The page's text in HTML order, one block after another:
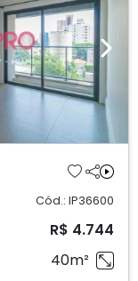
Next
Cód.: IP36600
R$ 4.744
40m²